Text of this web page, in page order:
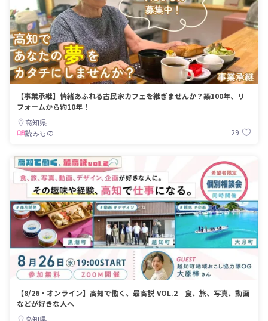
【事業承継】情緒あふれる古民家カフェを継ぎませんか？築100年、リ
フォームから約10年！
高知県
読みもの
29
【8/26・オンライン】高知で働く、最高説 VOL.2 食、旅、写真、動画
などが好きな人へ
高知県